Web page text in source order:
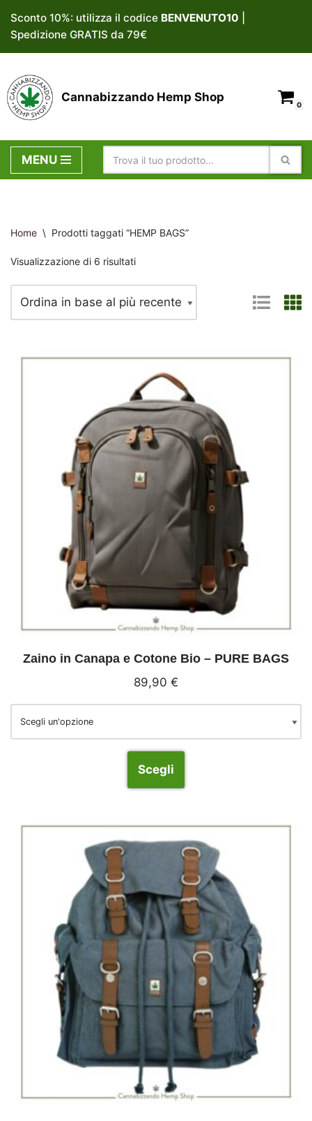
Vai
al
contenuto
Sconto 10%: utilizza il codice BENVENUTO10
Spedizione GRATIS da 79€
Cannabizzando Hemp Shop
0
MENU
Home \ Prodotti taggati “HEMP BAGS”
Visualizzazione di 6 risultati
Zaino in Canapa e Cotone Bio – PURE BAGS
89,90 €
Scegli